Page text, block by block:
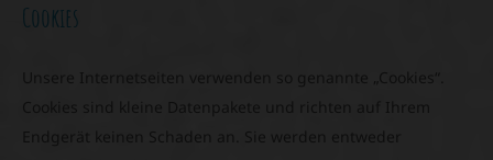
Cookies
Unsere Internetseiten verwenden so genannte „Cookies“.
Cookies sind kleine Datenpakete und richten auf Ihrem
Endgerät keinen Schaden an. Sie werden entweder